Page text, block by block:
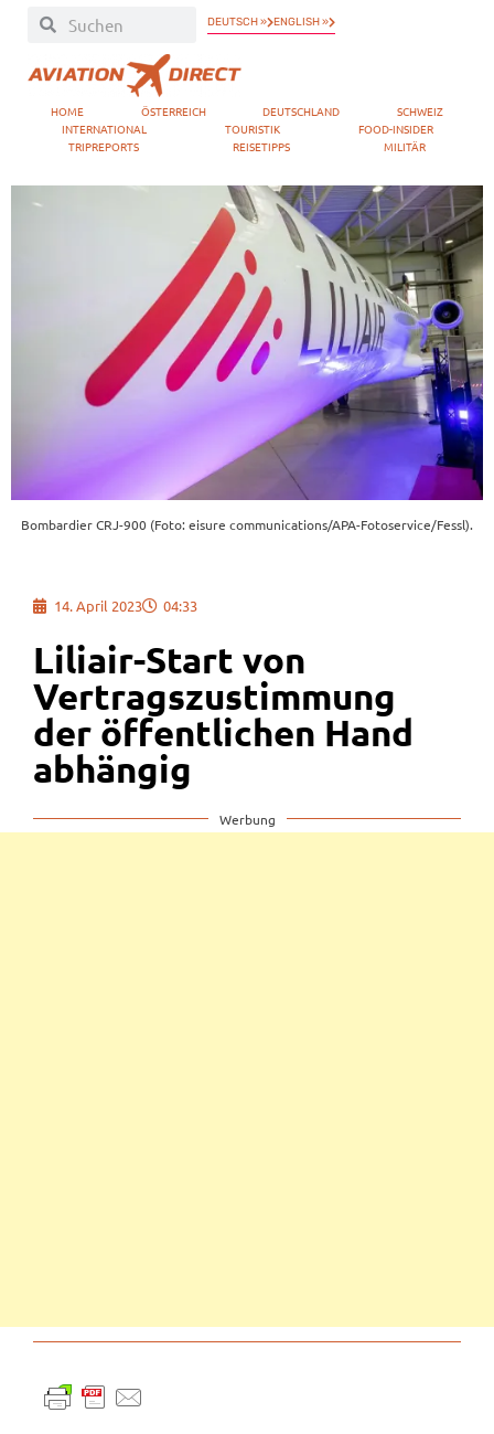
DEUTSCH » ENGLISH »
HOME ÖSTERREICH DEUTSCHLAND
SCHWEIZ
INTERNATIONAL
TOURISTIK
FOOD-INSIDER
TRIPREPORTS
REISETIPPS MILITÄR
Bombardier CRJ-900 (Foto: eisure communications/APA-Fotoservice/Fessl).
14. April 2023 04:33
Liliair-Start von
Vertragszustimmung
der öffentlichen Hand
abhängig
Werbung